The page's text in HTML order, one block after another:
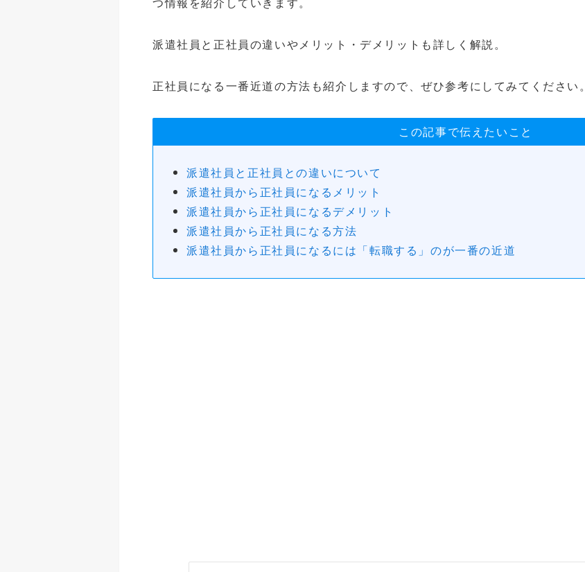
派遣社員と正社員の違いやメリット・デメリットも詳しく解説。
正社員になる一番近道の方法も紹介しますので、ぜひ参考にしてみてください。
この記事で伝えたいこと
派遣社員と正社員との違いについて
派遣社員から正社員になるメリット
派遣社員から正社員になるデメリット
派遣社員から正社員になる方法
派遣社員から正社員になるには「転職する」のが一番の近道